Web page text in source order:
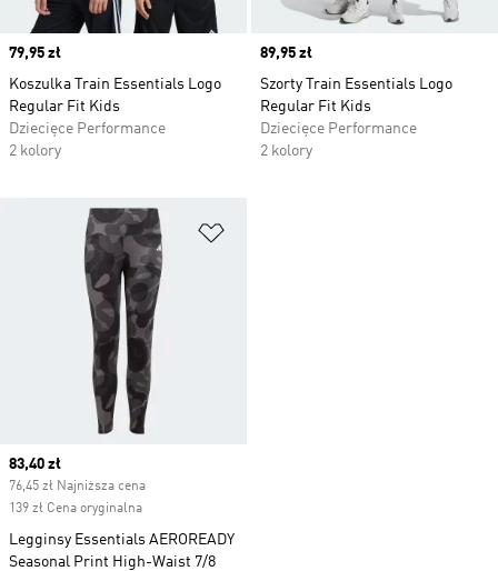
Price
79,95 zł
Koszulka Train Essentials Logo
Regular Fit Kids
Dziecięce Performance
2 kolory
Price
89,95 zł
Szorty Train Essentials Logo
Regular Fit Kids
Dziecięce Performance
2 kolory
Current price
83,40 zł
76,45 zł Najniższa cena
139 zł Cena oryginalna
Legginsy Essentials AEROREADY
Seasonal Print High-Waist 7/8